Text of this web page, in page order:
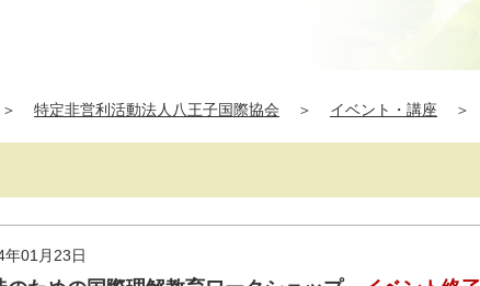
＞ 特定非営利活動法人八王子国際協会 ＞ イベント・講座 ＞
年01月23日